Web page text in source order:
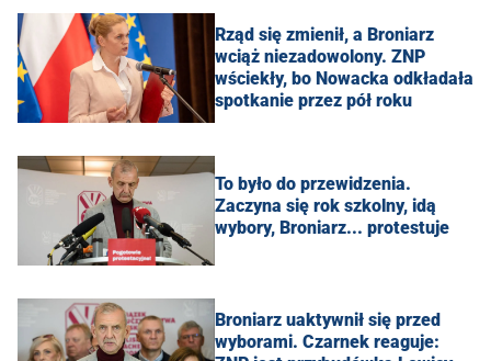
Rząd się zmienił, a Broniarz
wciąż niezadowolony. ZNP
wściekły, bo Nowacka odkładała
spotkanie przez pół roku
To było do przewidzenia.
Zaczyna się rok szkolny, idą
wybory, Broniarz... protestuje
Broniarz uaktywnił się przed
wyborami. Czarnek reaguje: